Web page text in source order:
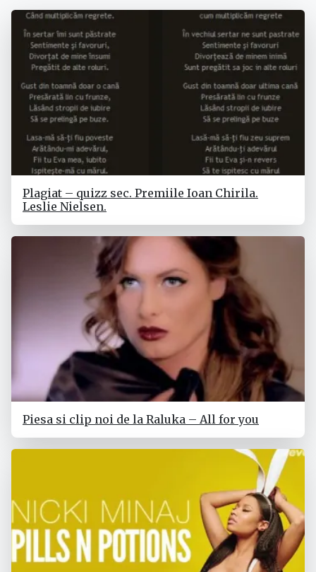
Plagiat – quizz sec. Premiile Ioan Chirila.
Leslie Nielsen.
Piesa si clip noi de la Raluka – All for you